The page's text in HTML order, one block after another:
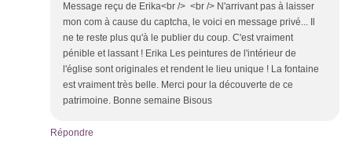
Message reçu de Erika<br /> <br /> N'arrivant pas à laisser
mon com à cause du captcha, le voici en message privé... Il
ne te reste plus qu'à le publier du coup. C'est vraiment
pénible et lassant ! Erika Les peintures de l'intérieur de
l'église sont originales et rendent le lieu unique ! La fontaine
est vraiment très belle. Merci pour la découverte de ce
patrimoine. Bonne semaine Bisous
Répondre